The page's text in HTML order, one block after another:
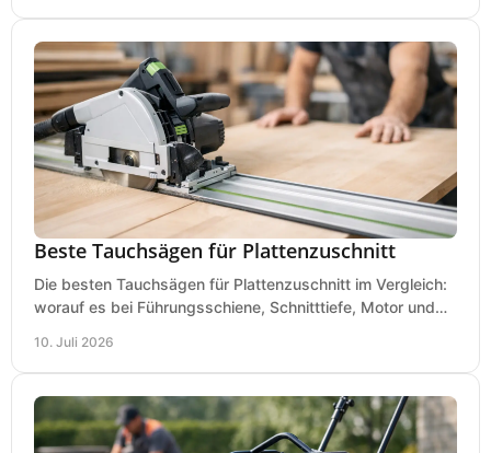
Beste Tauchsägen für Plattenzuschnitt
Die besten Tauchsägen für Plattenzuschnitt im Vergleich:
worauf es bei Führungsschiene, Schnitttiefe, Motor und
10. Juli 2026